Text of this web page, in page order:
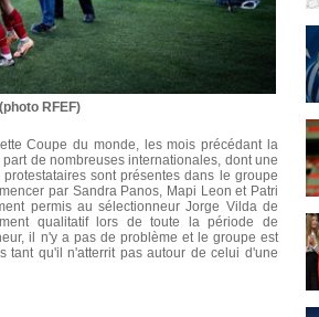
RFEF)
Coupe du monde, les mois précédant la
de nombreuses internationales, dont une
sont présentes dans le groupe
par Sandra Panos, Mapi Leon et Patri
permis au sélectionneur Jorge Vilda de
qualitatif lors de toute la période de
il n'y a pas de problème et le groupe est
tant qu'il n'atterrit pas autour de celui d'une